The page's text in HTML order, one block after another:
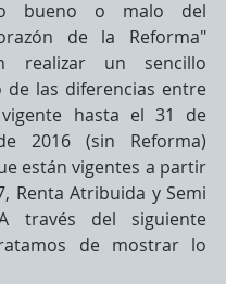
bueno o malo del
de la Reforma"
realizar un sencillo
de las diferencias entre
hasta el 31 de
2016 (sin Reforma)
están vigentes a partir
Renta Atribuida y Semi
través del siguiente
de mostrar lo